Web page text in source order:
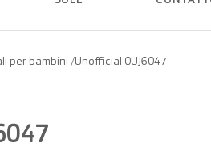
per bambini /Unofficial 0UJ6047